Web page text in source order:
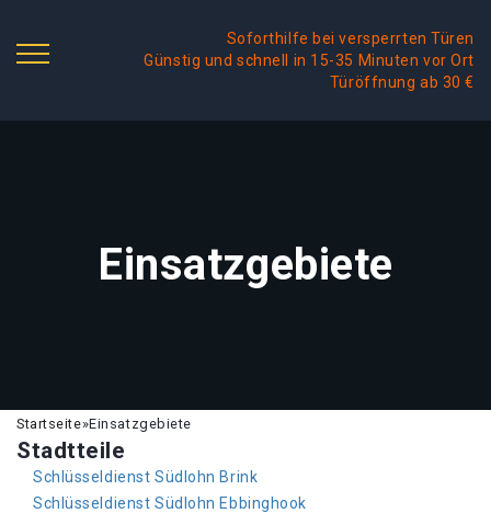
Soforthilfe bei versperrten Türen
Günstig und schnell in 15-35 Minuten vor Ort
Türöffnung ab 30 €
Einsatzgebiete
Startseite»Einsatzgebiete
Stadtteile
Schlüsseldienst Südlohn Brink
Schlüsseldienst Südlohn Ebbinghook